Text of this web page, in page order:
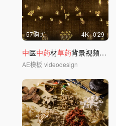
57购买 4K 0'29
中医中药材草药背景视频AE模版
AE模板 videodesign